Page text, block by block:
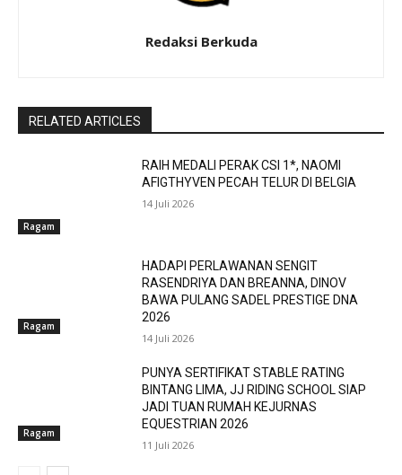
Redaksi Berkuda
RELATED ARTICLES
Ragam
RAIH MEDALI PERAK CSI 1*, NAOMI
AFIGTHYVEN PECAH TELUR DI BELGIA
14 Juli 2026
Ragam
HADAPI PERLAWANAN SENGIT
RASENDRIYA DAN BREANNA, DINOV
BAWA PULANG SADEL PRESTIGE DNA
2026
14 Juli 2026
Ragam
PUNYA SERTIFIKAT STABLE RATING
BINTANG LIMA, JJ RIDING SCHOOL SIAP
JADI TUAN RUMAH KEJURNAS
EQUESTRIAN 2026
11 Juli 2026